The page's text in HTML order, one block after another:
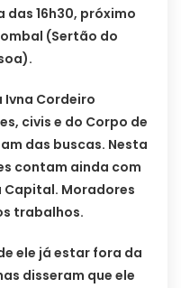
16h30, próximo
(Sertão do
Ivna Cordeiro
civis e do Corpo de
das buscas. Nesta
contam ainda com
Moradores
trabalhos.
ele já estar fora da
disseram que ele